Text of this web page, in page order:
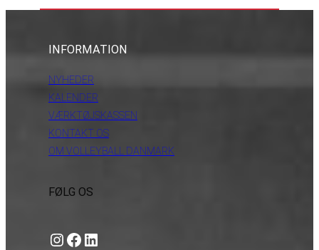
INFORMATION
NYHEDER
KALENDER
VÆRKTØJSKASSEN
KONTAKT OS
OM VOLLEYBALL DANMARK
FØLG OS
Instagram https://www.facebook.com/danishbeachvolleytour LinkedIn